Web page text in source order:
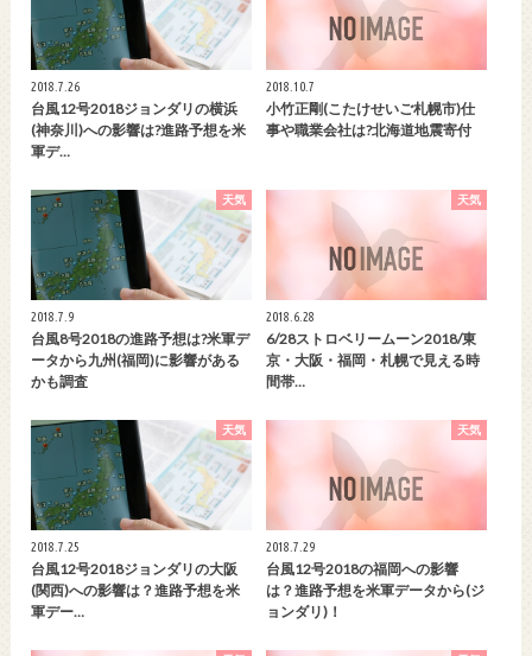
2018.7.26
台風12号2018ジョンダリの横浜
(神奈川)への影響は?進路予想を米
軍デ…
2018.10.7
小竹正剛(こたけせいご札幌市)仕
事や職業会社は?北海道地震寄付
天気
2018.7.9
台風8号2018の進路予想は?米軍デ
ータから九州(福岡)に影響がある
かも調査
天気
2018.6.28
6/28ストロベリームーン2018/東
京・大阪・福岡・札幌で見える時
間帯…
天気
2018.7.25
台風12号2018ジョンダリの大阪
(関西)への影響は？進路予想を米
軍デー…
天気
2018.7.29
台風12号2018の福岡への影響
は？進路予想を米軍データから(ジ
ョンダリ)！